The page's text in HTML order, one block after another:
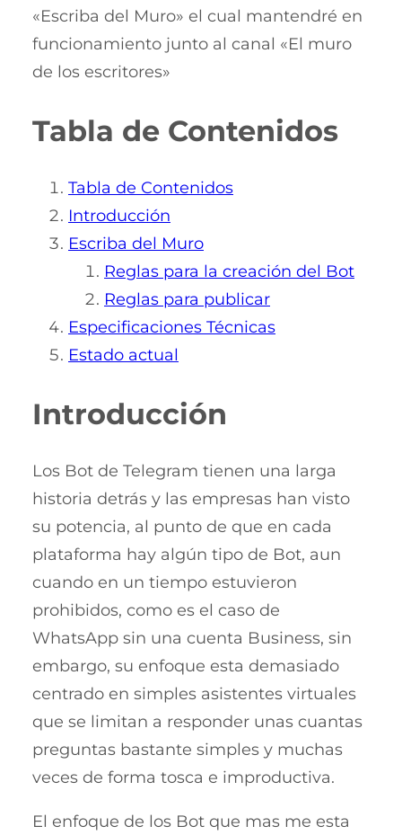
«Escriba del Muro» el cual mantendré en
funcionamiento junto al canal «El muro
de los escritores»
Tabla de Contenidos
Tabla de Contenidos
Introducción
Escriba del Muro
Reglas para la creación del Bot
Reglas para publicar
Especificaciones Técnicas
Estado actual
Introducción
Los Bot de Telegram tienen una larga
historia detrás y las empresas han visto
su potencia, al punto de que en cada
plataforma hay algún tipo de Bot, aun
cuando en un tiempo estuvieron
prohibidos, como es el caso de
WhatsApp sin una cuenta Business, sin
embargo, su enfoque esta demasiado
centrado en simples asistentes virtuales
que se limitan a responder unas cuantas
preguntas bastante simples y muchas
veces de forma tosca e improductiva.
El enfoque de los Bot que mas me esta